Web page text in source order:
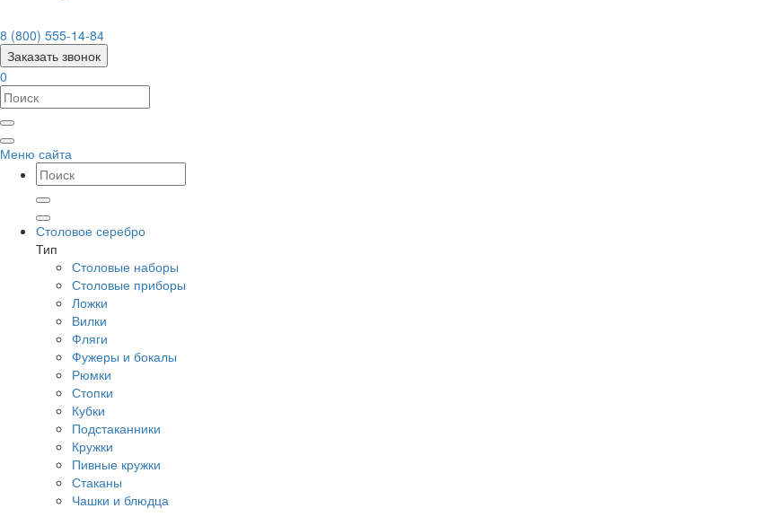
8 (800) 555-14-84
Заказать звонок
0
Меню сайта
Столовое серебро
Тип
Столовые наборы
Столовые приборы
Ложки
Вилки
Фляги
Фужеры и бокалы
Рюмки
Стопки
Кубки
Подстаканники
Кружки
Пивные кружки
Стаканы
Чашки и блюдца